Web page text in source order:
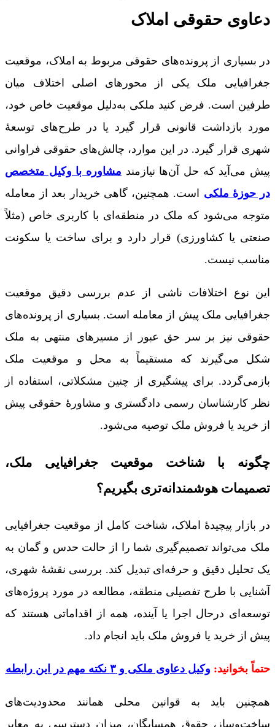
دعاوی حقوقی املاک
در بسیاری از پرونده‌های حقوقی مربوط به املاک، موقعیت
جغرافیایی ملک یکی از محورهای اصلی اختلاف میان
طرفین است. فرض کنید ملکی به‌دلیل موقعیت خاص خود،
مورد بازداشت قانونی قرار گیرد یا در طرح‌های توسعۀ
شهری قرار گیرد. در این موارد، چالش‌های حقوقی فراوانی
پیش می‌آید که حل آن‌ها نیازمند مشاوره با وکیل متخصص
در حوزۀ ملکی است. همچنین، گاهی خریدار بعد از معامله
متوجه می‌شود که ملک در منطقه‌ای با کاربری خاص (مثلاً
صنعتی یا کشاورزی) قرار دارد و برای ساخت یا سکونت
مناسب نیست.
این نوع اختلافات ناشی از عدم بررسی دقیق موقعیت
جغرافیایی ملک پیش از معامله است. بسیاری از پرونده‌های
حقوقی نیز بر سر حق عبور از مسیرهای منتهی به ملک
شکل می‌گیرند که مستقیماً به محل و موقعیت ملک
بازمی‌گردد. برای پیشگیری از چنین مشکلاتی، استفاده از
نظر کارشناسان رسمی دادگستری و مشاورۀ حقوقی پیش
از خرید یا فروش ملک توصیه می‌شود.
چگونه با شناخت موقعیت جغرافیایی ملک،
تصمیمات هوشمندانه‌تری بگیریم؟
در بازار پیچیدۀ املاک، شناخت کامل از موقعیت جغرافیایی
ملک می‌تواند تصمیم‌گیری شما را از حالت حدس و گمان به
یک تحلیل دقیق و حرفه‌ای تبدیل کند. بررسی نقشۀ شهری،
آشنایی با طرح تفصیلی منطقه، مطالعه در مورد پروژه‌های
توسعه‌ای درحال اجرا یا آینده، همه از اقداماتی هستند که
پیش از خرید یا فروش ملک باید انجام داد.
حتماً بخوانید: وکیل دعاوی ملکی و ۳ نکته مهم در این رابطه
همچنین باید به قوانین محلی همانند محدودیت‌های
ساخت‌وساز، حقوق همسایگان، میزان دسترسی به معابر